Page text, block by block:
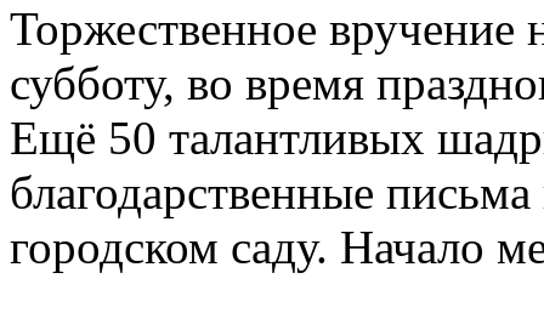
Торжественное вручение
субботу, во время
Ещё 50 талантливых
благодарственные
городском саду. Начало